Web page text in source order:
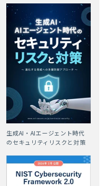
生成AI・AIエージェント時代
のセキュリティリスクと対策